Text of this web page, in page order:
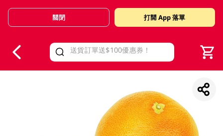
Valid Until 30 June 2026
關閉 打開 App 落單